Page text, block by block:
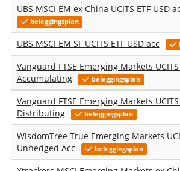
UBS MSCI EM ex China UCITS ETF USD
beleggingsplan
UBS MSCI EM SF UCITS ETF USD acc
Vanguard FTSE Emerging Markets UCITS
Accumulating
beleggingsplan
Vanguard FTSE Emerging Markets UCITS
Distributing
beleggingsplan
WisdomTree True Emerging Markets
Unhedged Acc
beleggingsplan